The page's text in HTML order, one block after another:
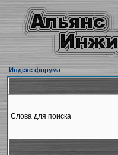
Индекс форума
Слова для поиска